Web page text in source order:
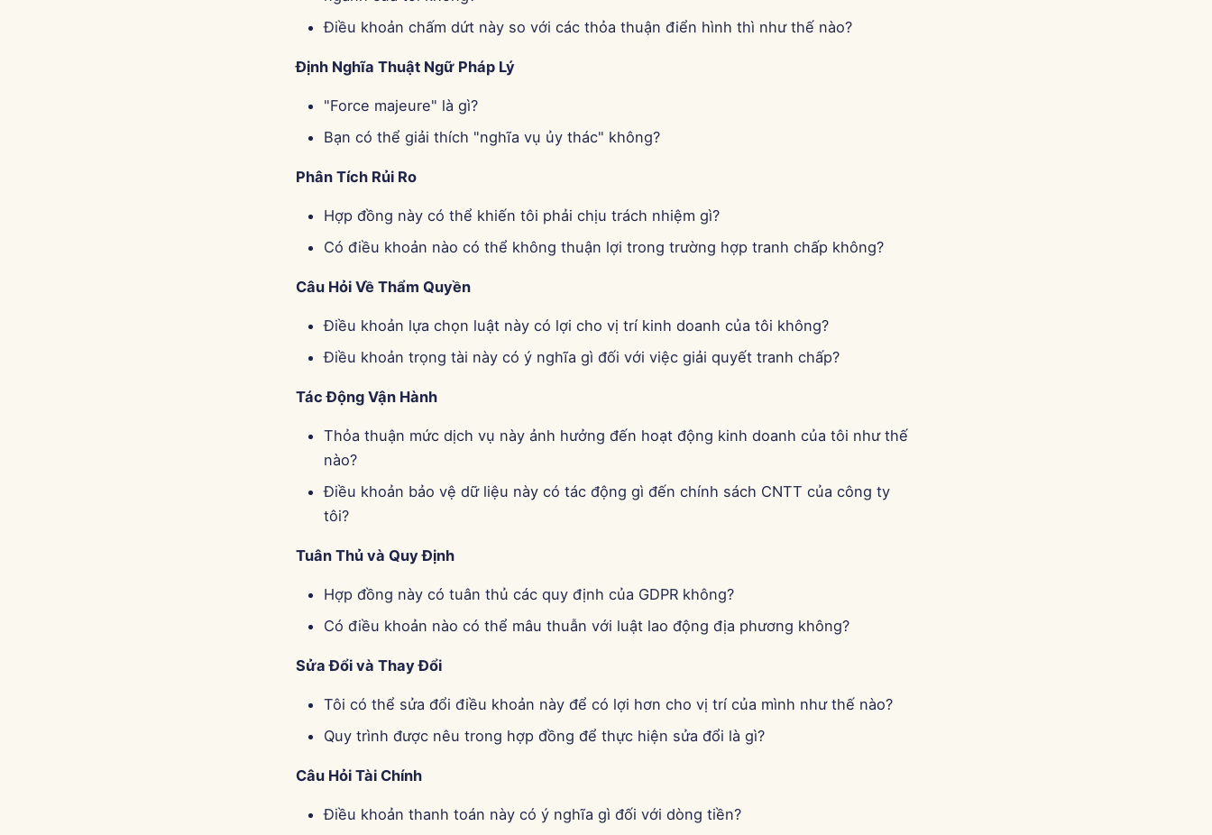
Điều khoản chấm dứt này so với các thỏa thuận điển hình thì như thế nào?
Định Nghĩa Thuật Ngữ Pháp Lý
"Force majeure" là gì?
Bạn có thể giải thích "nghĩa vụ ủy thác" không?
Phân Tích Rủi Ro
Hợp đồng này có thể khiến tôi phải chịu trách nhiệm gì?
Có điều khoản nào có thể không thuận lợi trong trường hợp tranh chấp không?
Câu Hỏi Về Thẩm Quyền
Điều khoản lựa chọn luật này có lợi cho vị trí kinh doanh của tôi không?
Điều khoản trọng tài này có ý nghĩa gì đối với việc giải quyết tranh chấp?
Tác Động Vận Hành
Thỏa thuận mức dịch vụ này ảnh hưởng đến hoạt động kinh doanh của tôi như thế
nào?
Điều khoản bảo vệ dữ liệu này có tác động gì đến chính sách CNTT của công ty
tôi?
Tuân Thủ và Quy Định
Hợp đồng này có tuân thủ các quy định của GDPR không?
Có điều khoản nào có thể mâu thuẫn với luật lao động địa phương không?
Sửa Đổi và Thay Đổi
Tôi có thể sửa đổi điều khoản này để có lợi hơn cho vị trí của mình như thế nào?
Quy trình được nêu trong hợp đồng để thực hiện sửa đổi là gì?
Câu Hỏi Tài Chính
Điều khoản thanh toán này có ý nghĩa gì đối với dòng tiền?